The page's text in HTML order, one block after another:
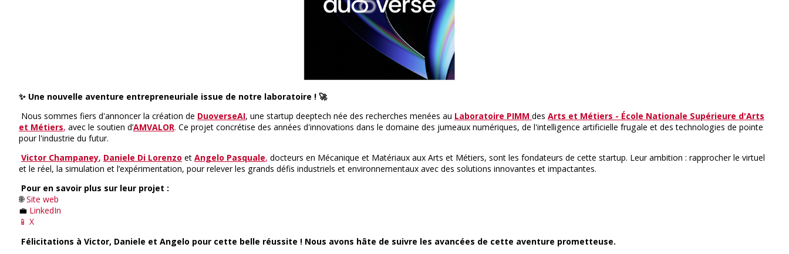
✨ Une nouvelle aventure entrepreneuriale issue de notre laboratoire ! 🚀
Nous sommes fiers d'annoncer la création de DuoverseAI, une startup deeptech née des recherches menées au Laboratoire PIMM des Arts et Métiers - École Nationale Supérieure d'Arts
et Métiers, avec le soutien d’AMVALOR. Ce projet concrétise des années d'innovations dans le domaine des jumeaux numériques, de l'intelligence artificielle frugale et des technologies de pointe
pour l'industrie du futur.
Victor Champaney, Daniele Di Lorenzo et Angelo Pasquale, docteurs en Mécanique et Matériaux aux Arts et Métiers, sont les fondateurs de cette startup. Leur ambition : rapprocher le virtuel
et le réel, la simulation et l’expérimentation, pour relever les grands défis industriels et environnementaux avec des solutions innovantes et impactantes.
Pour en savoir plus sur leur projet :
🌐Site web
💼 LinkedIn
📱 X
Félicitations à Victor, Daniele et Angelo pour cette belle réussite ! Nous avons hâte de suivre les avancées de cette aventure prometteuse.